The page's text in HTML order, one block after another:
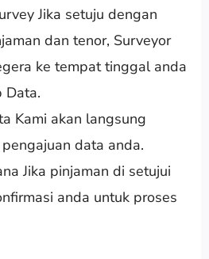
Jika setuju dengan
dan tenor, Surveyor
ke tempat tinggal anda
Data.
Kami akan langsung
data anda.
Jika pinjaman di setujui
anda untuk proses